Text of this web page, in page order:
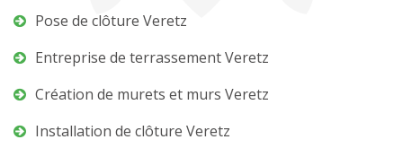
Pose de clôture Veretz
Entreprise de terrassement Veretz
Création de murets et murs Veretz
Installation de clôture Veretz